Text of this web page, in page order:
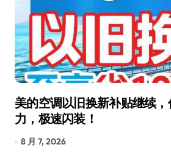
美的空调以旧换新补贴继续
力，极速闪装！
8 月 7, 2026